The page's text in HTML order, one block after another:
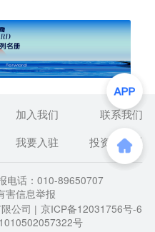
加入我们
联系我们
我要入驻 投资者关系
电话：010-89650707
害信息举报
公司 | 京ICP备12031756号-6
号